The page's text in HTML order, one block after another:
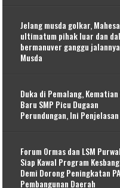
Jelang musda golkar,
ultimatum pihak luar dan
bermanuver ganggu
Musda
Duka di Pemalang, Kematian
Baru SMP Picu Dugaan
Perundungan, Ini
Forum Ormas dan LSM
Siap Kawal Program
Demi Dorong Peningkatan
Pembangunan Daerah